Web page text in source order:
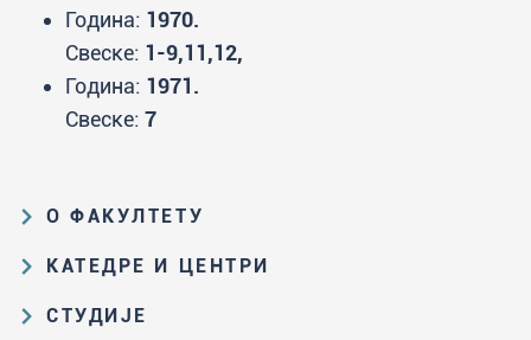
О ФАКУЛТЕТУ
Образовна и научна делатност
структура
КАТЕДРЕ И ЦЕНТРИ
Катедра за аналитичку хемију
СТУДИЈЕ
Година: 1970.
Свеске: 1-9,11,12,
Година: 1971.
Свеске: 7